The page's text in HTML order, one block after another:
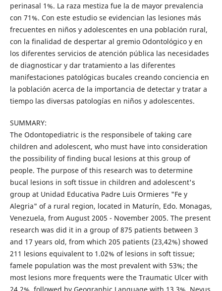
perinasal 1%. La raza mestiza fue la de mayor prevalencia
con 71%. Con este estudio se evidencian las lesiones más
frecuentes en niños y adolescentes en una población rural,
con la finalidad de despertar al gremio Odontológico y en
los diferentes servicios de atención pública las necesidades
de diagnosticar y dar tratamiento a las diferentes
manifestaciones patológicas bucales creando conciencia en
la población acerca de la importancia de detectar y tratar a
tiempo las diversas patologías en niños y adolescentes.
SUMMARY:
The Odontopediatric is the responsibele of taking care
children and adolescent, who must have into consideration
the possibility of finding bucal lesions at this group of
people. The purpose of this research was to determine
bucal lesions in soft tissue in children and adolescent's
group at Unidad Educativa Padre Luis Ormieres "Fe y
Alegria" of a rural region, located in Maturín, Edo. Monagas,
Venezuela, from August 2005 - November 2005. The present
research was did it in a group of 875 patients between 3
and 17 years old, from which 205 patients (23,42%) showed
211 lesions equivalent to 1.02% of lesions in soft tissue;
famele population was the most prevalent with 53%; the
most lesions more frequents were the Traumatic Ulcer with